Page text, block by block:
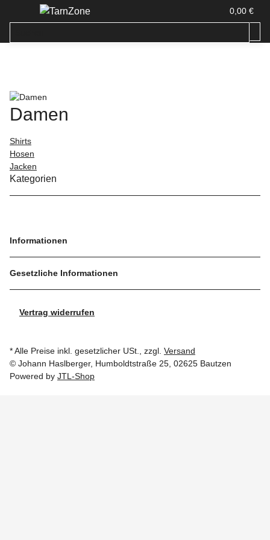
0,00 €
Damen
Shirts
Hosen
Jacken
Kategorien
Informationen
Gesetzliche Informationen
Vertrag widerrufen
* Alle Preise inkl. gesetzlicher USt., zzgl. Versand
© Johann Haslberger, Humboldtstraße 25, 02625 Bautzen
Powered by JTL-Shop